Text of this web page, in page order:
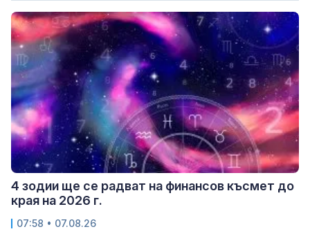
4 зодии ще се радват на финансов късмет до
края на 2026 г.
07:58 • 07.08.26